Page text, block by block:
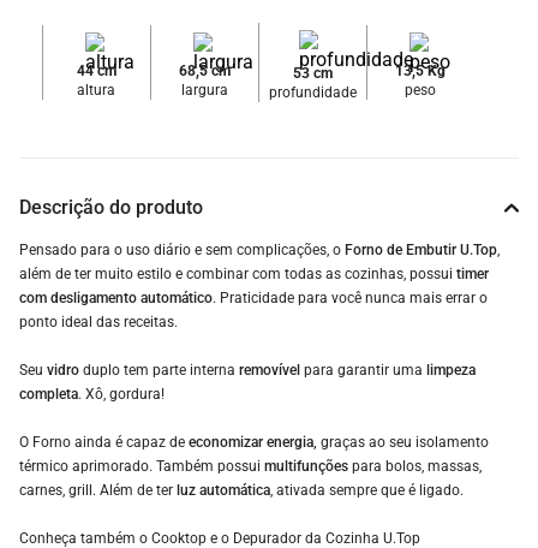
44 cm
altura
68,5 cm
largura
53 cm
profundidade
13,5 Kg
peso
Descrição do produto
Pensado para o uso diário e sem complicações, o Forno de Embutir U.Top,
além de ter muito estilo e combinar com todas as cozinhas, possui timer
com desligamento automático. Praticidade para você nunca mais errar o
ponto ideal das receitas.
Seu vidro duplo tem parte interna removível para garantir uma limpeza
completa. Xô, gordura!
O Forno ainda é capaz de economizar energia, graças ao seu isolamento
térmico aprimorado. Também possui multifunções para bolos, massas,
carnes, grill. Além de ter luz automática, ativada sempre que é ligado.
Conheça também o Cooktop e o Depurador da Cozinha U.Top